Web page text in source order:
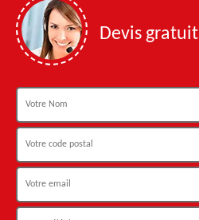
Devis gratuit